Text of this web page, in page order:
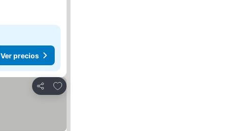
Ver precios
Compartir
Agregar a favoritos